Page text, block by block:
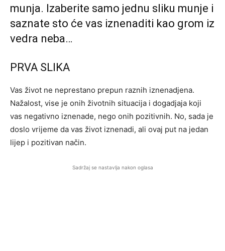
munja. Izaberite samo jednu sliku munje i
saznate sto će vas iznenaditi kao grom iz
vedra neba…
PRVA SLIKA
Vas život ne neprestano prepun raznih iznenadjena.
Nažalost, vise je onih životnih situacija i dogadjaja koji
vas negativno iznenade, nego onih pozitivnih. No, sada je
doslo vrijeme da vas život iznenadi, ali ovaj put na jedan
lijep i pozitivan način.
Sadržaj se nastavlja nakon oglasa